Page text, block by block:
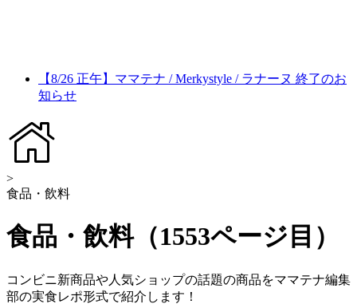
【8/26 正午】ママテナ / Merkystyle / ラナーヌ 終了のお
知らせ
>
食品・飲料
食品・飲料（1553ページ目）
コンビニ新商品や人気ショップの話題の商品をママテナ編集
部の実食レポ形式で紹介します！